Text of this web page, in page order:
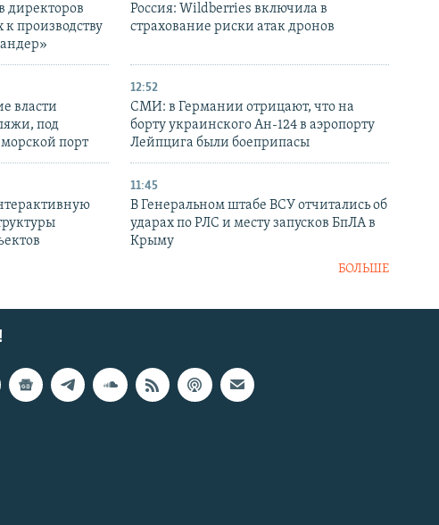
директоров
производству
Россия: Wildberries включила в
страхование риски атак дронов
власти
под
порт
12:52
СМИ: в Германии отрицают, что на
борту украинского Ан-124 в аэропорту
Лейпцига были боеприпасы
11:45
В Генеральном штабе ВСУ отчитались об
ударах по РЛС и месту запусков БпЛА в
Крыму
БОЛЬШЕ